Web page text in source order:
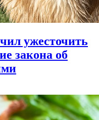
ужесточить
закона об